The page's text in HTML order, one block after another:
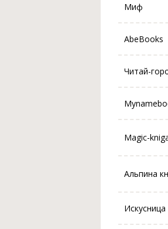
Миф
AbeBooks
Читай-
Magic-
Альпина
Искусница